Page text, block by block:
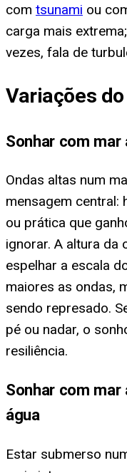
com tsunami ou
carga mais
vezes, fala de
Variações
Sonhar com
Ondas altas num
mensagem central:
ou prática que
ignorar. A altura da
espelhar a escala
maiores as ondas,
sendo represado.
pé ou nadar, o
resiliência.
Sonhar com
água
Estar submerso